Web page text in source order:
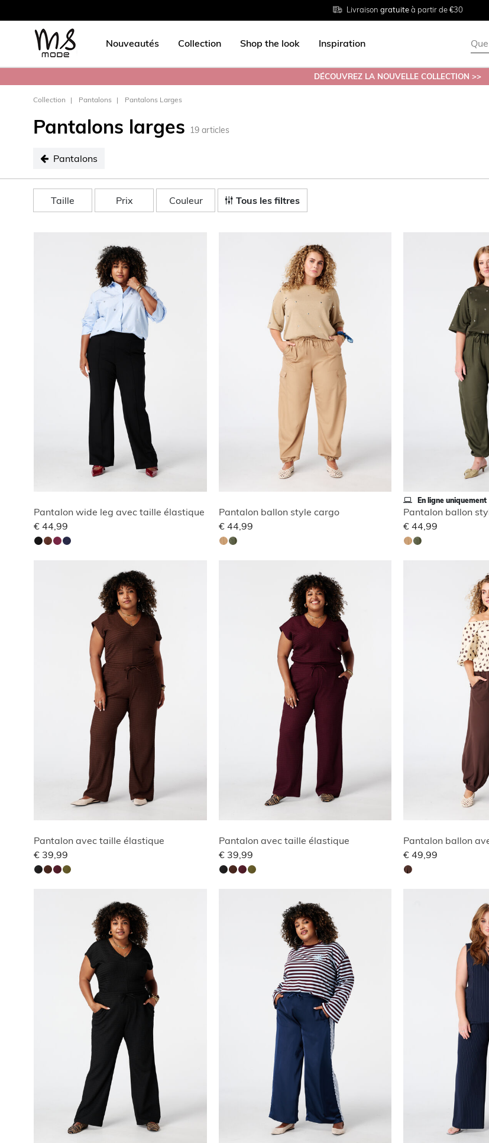
Livraison gratuiteà partir de €30
Tailles du38 au 54
Retourgratuit en magasin
Nouveautés Collection Shop the look Inspiration
DÉCOUVREZ LA NOUVELLE COLLECTION >>
Collection Pantalons Pantalons Larges
Pantalons larges 19 articles
Pantalons
sélectionné Pantalons
Taille Prix Couleur Tous les filtres
Pantalon wide leg avec taille élastique
€ 44,99
Pantalon ballon style cargo
€ 44,99
En ligne uniquement
Pantalon ballon
€ 44,99
Pantalon avec taille élastique
€ 39,99
Pantalon avec taille élastique
€ 39,99
Pantalon ballon
€ 49,99